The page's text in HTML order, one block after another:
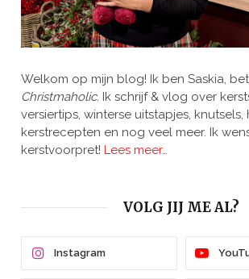
Welkom op mijn blog! Ik ben Saskia,
Christmaholic. Ik schrijf & vlog over
versiertips, winterse uitstapjes, knutsels,
kerstrecepten en nog veel meer. Ik
kerstvoorpret! Lees meer…
VOLG JIJ ME AL?
Instagram